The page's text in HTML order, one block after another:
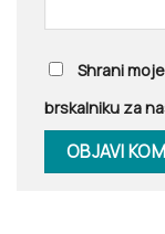
Shrani
brskalniku za